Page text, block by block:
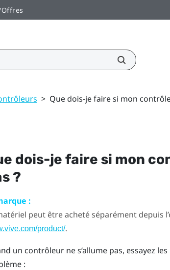
> Que dois-je faire si mon
dois-je faire si mon
?
:
peut être acheté séparément depuis
product/.
un contrôleur ne s’allume pas, essayez
: